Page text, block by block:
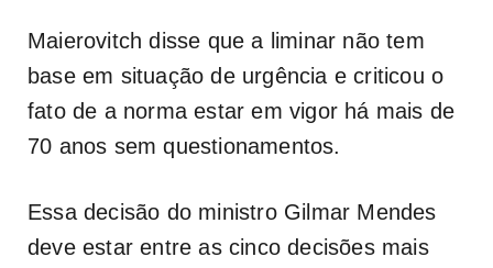
Maierovitch disse que a liminar não tem
base em situação de urgência e criticou o
fato de a norma estar em vigor há mais de
70 anos sem questionamentos.
Essa decisão do ministro Gilmar Mendes
deve estar entre as cinco decisões mais